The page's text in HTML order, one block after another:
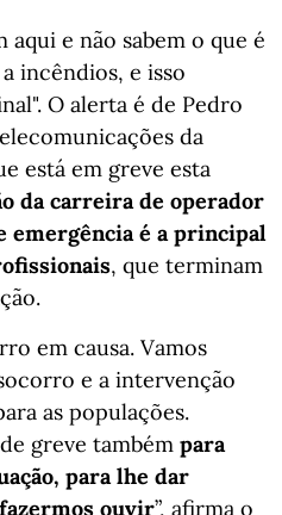
aqui e não sabem o que é
incêndios, e isso
O alerta é de Pedro
da
está em greve esta
da carreira de operador
emergência é a principal
, que terminam
em causa. Vamos
e a intervenção
as populações.
greve também para
para lhe dar
ouvir”, afirma o